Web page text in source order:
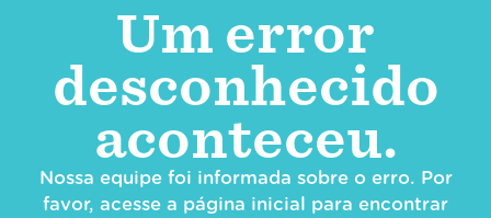
Um error
desconhecido
aconteceu.
Nossa equipe foi informada sobre o erro. Por
favor, acesse a página inicial para encontrar